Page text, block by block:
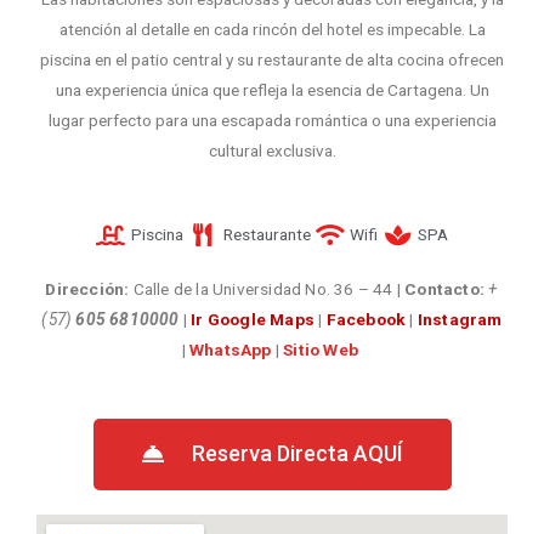
atención al detalle en cada rincón del hotel es impecable. La
piscina en el patio central y su restaurante de alta cocina ofrecen
una experiencia única que refleja la esencia de Cartagena. Un
lugar perfecto para una escapada romántica o una experiencia
cultural exclusiva.
Piscina Restaurante Wifi SPA
Dirección: Calle de la Universidad No. 36 – 44 | Contacto:+
(57)605 6810000 | Ir Google Maps | Facebook| Instagram
|WhatsApp |Sitio Web
Reserva Directa AQUÍ​